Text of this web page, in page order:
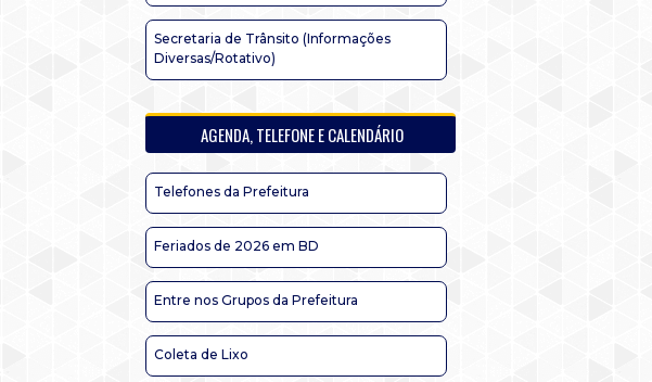
Secretaria de Trânsito (Informações
Diversas/Rotativo)
AGENDA, TELEFONE E CALENDÁRIO
Telefones da Prefeitura
Feriados de 2026 em BD
Entre nos Grupos da Prefeitura
Coleta de Lixo